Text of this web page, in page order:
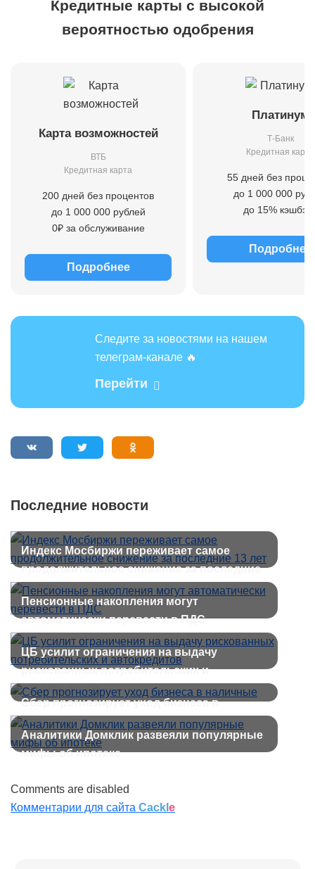
Кредитные карты с высокой
вероятностью одобрения
Карта возможностей
ВТБ
Кредитная карта
200 дней без процентов
до 1 000 000 рублей
0₽ за обслуживание
Подробнее
Платинум
Т-Банк
Кредитная карта
55 дней без
до 1 000 000
до 15%
Подробнее
Следите за новостями на нашем
телеграм-канале 🔥
Перейти
Последние новости
Индекс Мосбиржи переживает самое
продолжительное снижение за последние
13 лет
Пенсионные накопления могут
автоматически перевести в ПДС
ЦБ усилит ограничения на выдачу
рискованных потребительских и
автокредитов
Сбер прогнозирует уход бизнеса в
наличные
Аналитики Домклик развеяли популярные
мифы об ипотеке
Comments are disabled
Комментарии для сайта Cackl e